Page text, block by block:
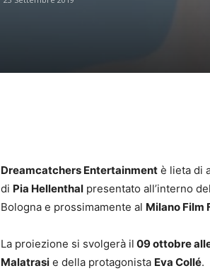
Dreamcatchers Entertainment è lieta di
di Pia Hellenthal presentato all’interno
Bologna e prossimamente al Milano Film
La proiezione si svolgerà il 09 ottobre
Malatrasi e della protagonista Eva Collé.